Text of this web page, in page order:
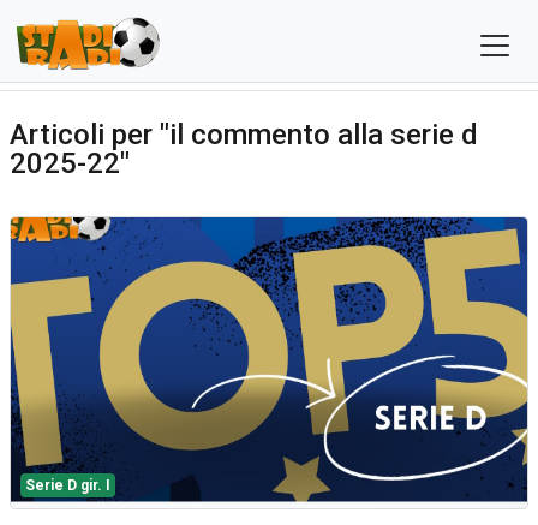
Articoli per "il commento alla serie d
2025-22"
Serie D gir. I